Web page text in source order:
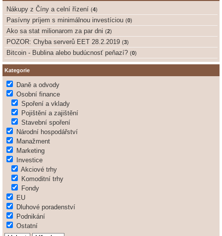
Nákupy z Číny a celní řízení (4)
Pasívny príjem s minimálnou investíciou (0)
Ako sa stat milionarom za par dni (2)
POZOR: Chyba serverů EET 28.2.2019 (3)
Bitcoin - Bublina alebo budúcnosť peňazí? (0)
Kategorie
Daně a odvody
Osobní finance
Spoření a vklady
Pojištění a zajištění
Stavební spoření
Národní hospodářství
Manažment
Marketing
Investice
Akciové trhy
Komoditní trhy
Fondy
EU
Dluhové poradenství
Podnikání
Ostatní